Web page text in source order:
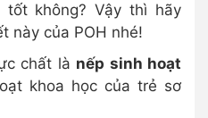
tốt không? Vậy thì hãy
này của POH nhé!
chất là nếp sinh hoạt
khoa học của trẻ sơ